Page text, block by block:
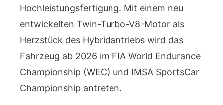
Hochleistungsfertigung. Mit einem neu
entwickelten Twin-Turbo-V8-Motor als
Herzstück des Hybridantriebs wird das
Fahrzeug ab 2026 im FIA World Endurance
Championship (WEC) und IMSA SportsCar
Championship antreten.